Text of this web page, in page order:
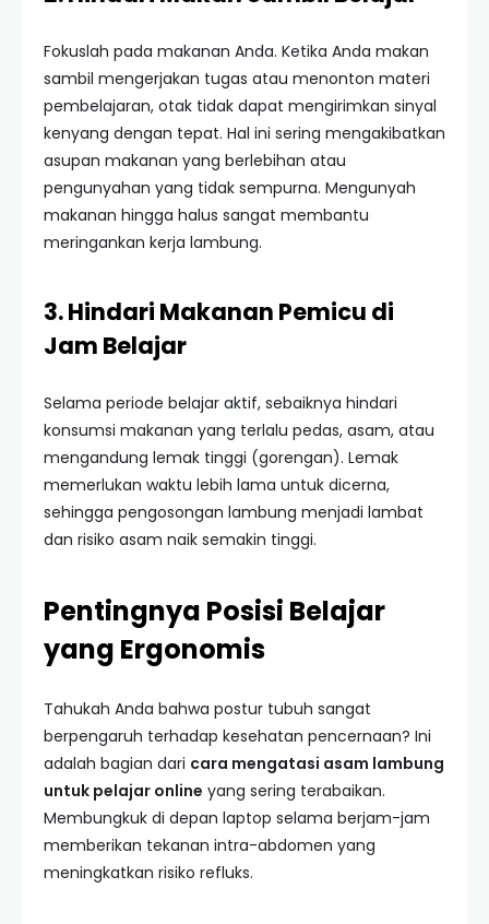
Fokuslah pada makanan Anda. Ketika Anda makan
sambil mengerjakan tugas atau menonton materi
pembelajaran, otak tidak dapat mengirimkan sinyal
kenyang dengan tepat. Hal ini sering mengakibatkan
asupan makanan yang berlebihan atau
pengunyahan yang tidak sempurna. Mengunyah
makanan hingga halus sangat membantu
meringankan kerja lambung.
3. Hindari Makanan Pemicu di
Jam Belajar
Selama periode belajar aktif, sebaiknya hindari
konsumsi makanan yang terlalu pedas, asam, atau
mengandung lemak tinggi (gorengan). Lemak
memerlukan waktu lebih lama untuk dicerna,
sehingga pengosongan lambung menjadi lambat
dan risiko asam naik semakin tinggi.
Pentingnya Posisi Belajar
yang Ergonomis
Tahukah Anda bahwa postur tubuh sangat
berpengaruh terhadap kesehatan pencernaan? Ini
adalah bagian dari cara mengatasi asam lambung
untuk pelajar online yang sering terabaikan.
Membungkuk di depan laptop selama berjam-jam
memberikan tekanan intra-abdomen yang
meningkatkan risiko refluks.